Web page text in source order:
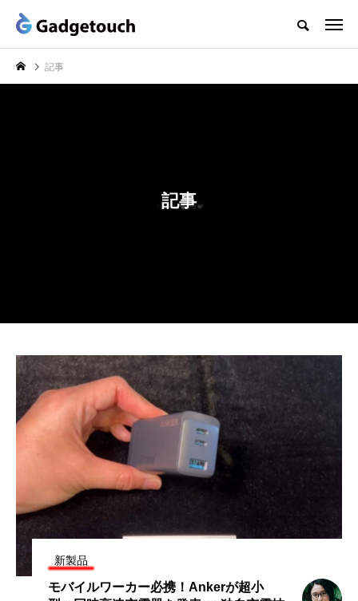
記事
記事
新製品
モバイルワーカー必携！Ankerが超小